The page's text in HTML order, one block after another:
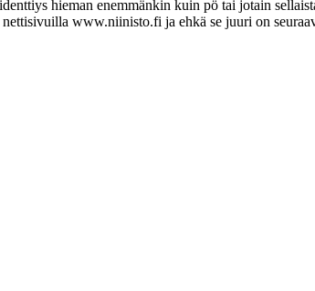
hieman enemmänkin kuin pö tai jotain
www.niinisto.fi ja ehkä se juuri on